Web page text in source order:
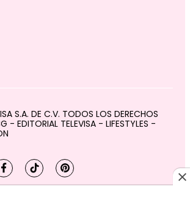
S.A. DE C.V. TODOS LOS DERECHOS
- EDITORIAL TELEVISA - LIFESTYLES -
facebooktiktokpinterest